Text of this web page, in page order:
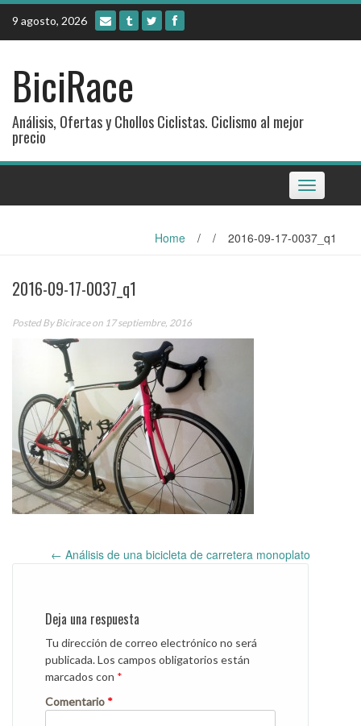
Skip
content
9 agosto, 2026
BiciRace
Análisis, Ofertas y Chollos Ciclistas. Ciclismo al mejor
precio
Toggle
navigation
Home / / 2016-09-17-0037_q1
2016-09-17-0037_q1
Posted ByBiciraceon 17 septiembre, 2016
Post
← Análisis de una bicicleta de carretera monoplato
Deja una respuesta
Tu dirección de correo electrónico no será
publicada.Los campos obligatorios están
marcados con *
Comentario *